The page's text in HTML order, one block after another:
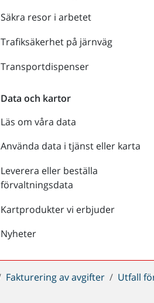
Säkra resor i arbetet
Trafiksäkerhet på järnväg
Transportdispenser
Data och kartor
Läs om våra data
Använda data i tjänst eller karta
Leverera eller beställa
förvaltningsdata
Kartprodukter vi erbjuder
Nyheter
Fakturering av avgifter
Utfall